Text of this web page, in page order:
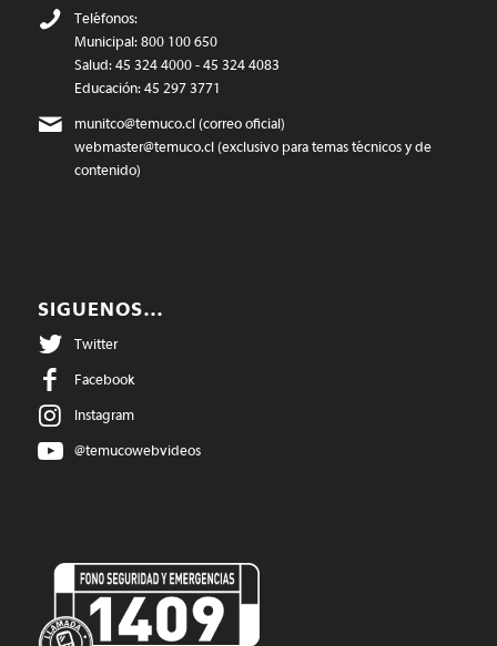
Teléfonos:
Municipal: 800 100 650
Salud: 45 324 4000 - 45 324 4083
Educación: 45 297 3771
munitco@temuco.cl(correo oficial)
webmaster@temuco.cl(exclusivo para temas técnicos y de
contenido)
SIGUENOS…
Twitter
Facebook
Instagram
@temucowebvideos